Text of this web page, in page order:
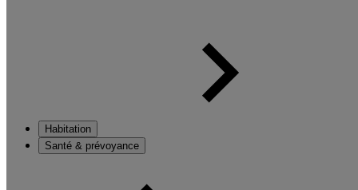
Habitation
Santé & prévoyance